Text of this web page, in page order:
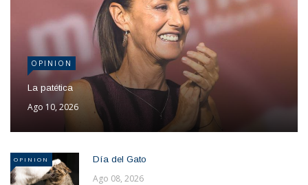
OPINION
La patética
Ago 10, 2026
OPINION Día del Gato
Ago 08, 2026